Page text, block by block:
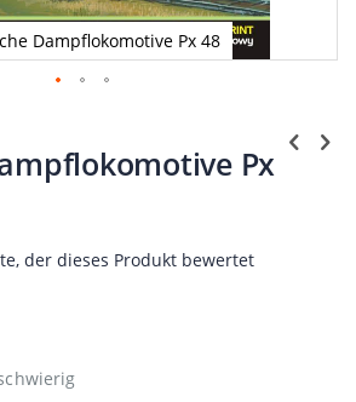
Dampflokomotive Px 48
Px
der dieses Produkt bewertet